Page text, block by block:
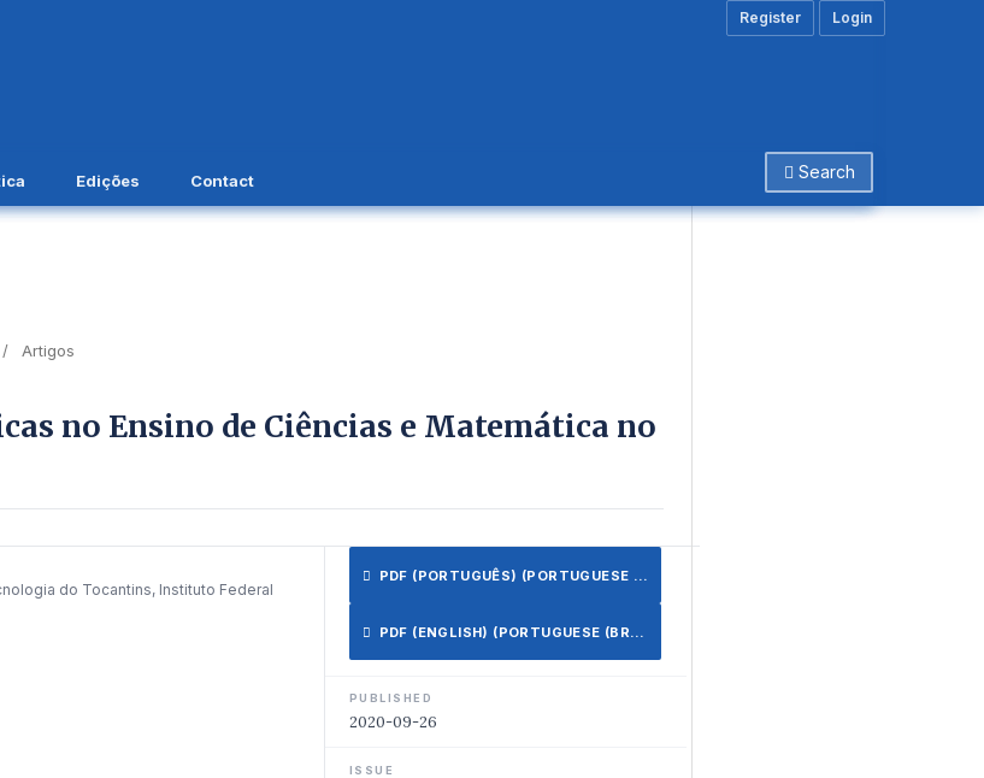
Edições Contact Search
Register Login
/ Artigos
no Ensino de Ciências e Matemática no
do Tocantins, Instituto Federal
PDF (PORTUGUÊS) (PORTUGUESE (BRAZIL))
PDF (ENGLISH) (PORTUGUESE (BRAZIL))
PUBLISHED
2020-09-26
ISSUE